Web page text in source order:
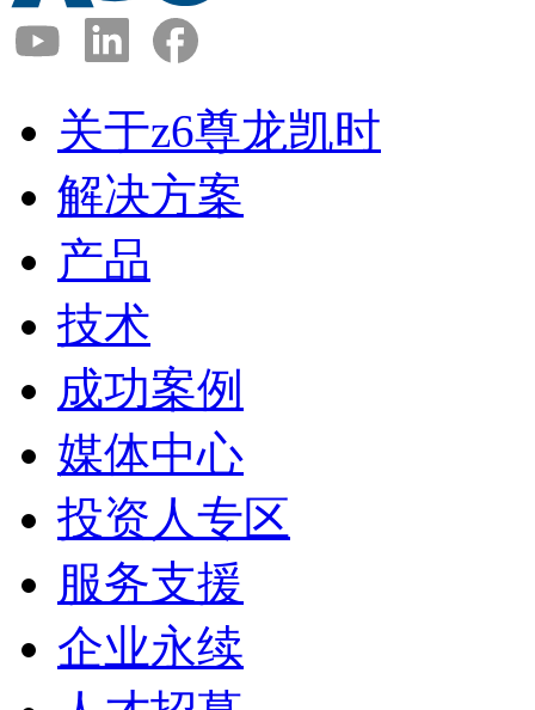
关于z6尊龙凯时
解决方案
产品
技术
成功案例
媒体中心
投资人专区
服务支援
企业永续